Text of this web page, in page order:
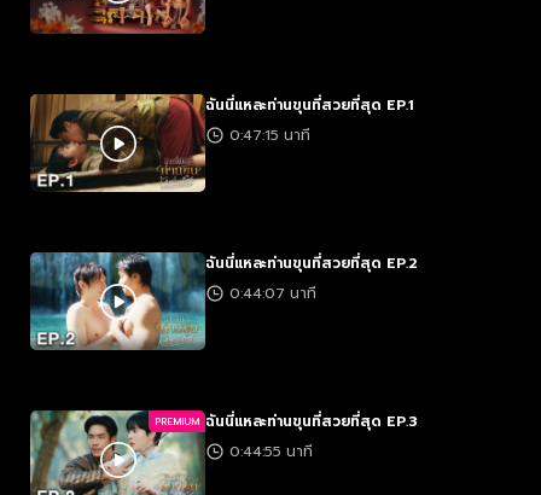
ฉันนี่แหละท่านขุนที่สวยที่สุด EP.1
0:47:15 นาที
ฉันนี่แหละท่านขุนที่สวยที่สุด EP.2
0:44:07 นาที
PREMIUM ฉันนี่แหละท่านขุนที่สวยที่สุด EP.3
0:44:55 นาที